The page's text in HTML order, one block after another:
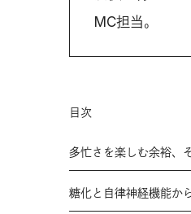
MC担当。
目次
多忙さを楽しむ余裕、
糖化と自律神経機能か